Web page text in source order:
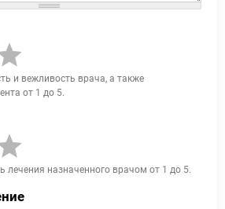
и вежливость врача, а также
от 1 до 5.
лечения назначенного врачом от 1 до 5.